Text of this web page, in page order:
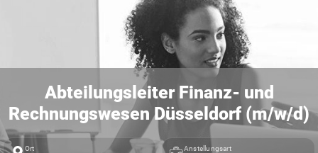
Abteilungsleiter Finanz- und
Rechnungswesen Düsseldorf (m/w/d)
Ort Anstellungsart